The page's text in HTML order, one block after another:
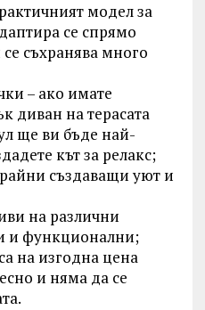
модел за
се спрямо
съхранява много
– ако имате
диван на терасата
ще ви бъде най-
кът за релакс;
създаващи уют и
на различни
и функционални;
на изгодна цена
и няма да се